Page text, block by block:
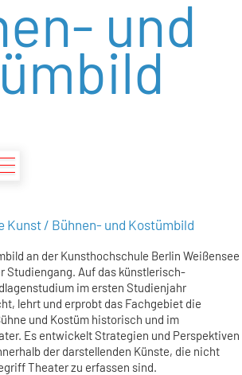
und
Kunst / Bühnen- und Kostümbild
an der Kunsthochschule Berlin Weißensee
Studiengang. Auf das künstlerisch-
im ersten Studienjahr
lehrt und erprobt das Fachgebiet die
und Kostüm historisch und im
Es entwickelt Strategien und Perspektiven
der darstellenden Künste, die nicht
Theater zu erfassen sind.